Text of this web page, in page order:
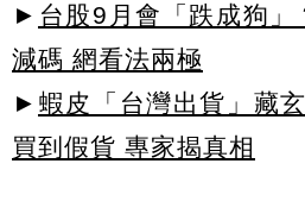
► 台股9月會「跌成狗
減碼 網看法兩極
► 蝦皮「台灣出貨」藏
買到假貨 專家揭真相